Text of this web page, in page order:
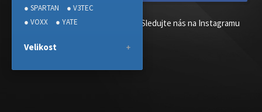
● SPARTAN
● V3TEC
● VOXX
● YATE
Velikost
Sledujte nás na Instagramu